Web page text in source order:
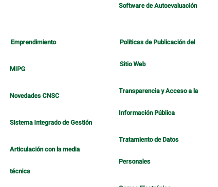
Software de Autoevaluación
Emprendimiento
MIPG
Novedades CNSC
Sistema Integrado de Gestión
Articulación con la media
técnica
Políticas de Publicación del
Sitio Web
Transparencia y Acceso a la
Información Pública
Tratamiento de Datos
Personales